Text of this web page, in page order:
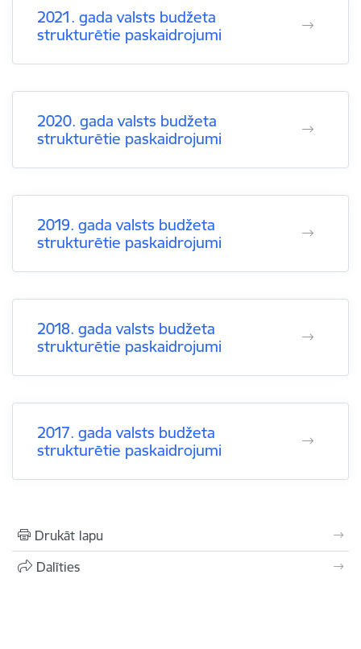
2021. gada valsts budžeta
strukturētie paskaidrojumi
2020. gada valsts budžeta
strukturētie paskaidrojumi
2019. gada valsts budžeta
strukturētie paskaidrojumi
2018. gada valsts budžeta
strukturētie paskaidrojumi
2017. gada valsts budžeta
strukturētie paskaidrojumi
Drukāt lapu
Dalīties